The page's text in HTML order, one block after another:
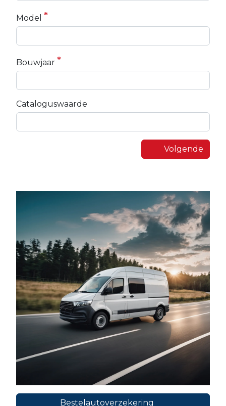
Model
Bouwjaar
Cataloguswaarde
Volgende
Bestelautoverzekering